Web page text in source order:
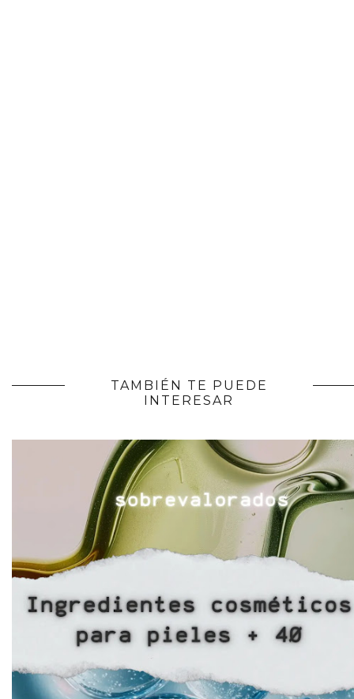
TAMBIÉN TE PUEDE
INTERESAR